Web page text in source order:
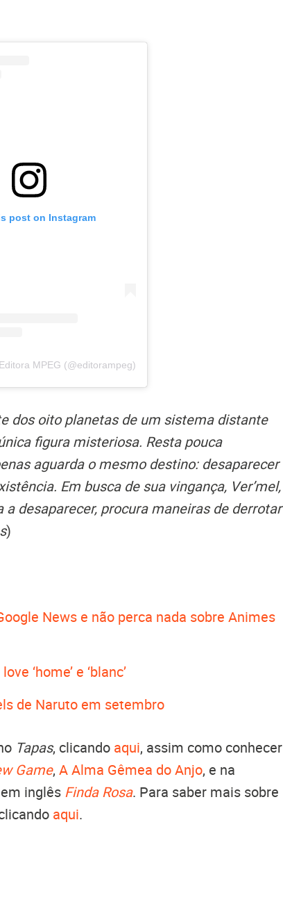
post on Instagram
MPEG (@editorampeg)
dos oito planetas de um sistema distante
figura misteriosa. Resta pouca
aguarda o mesmo destino: desaparecer
Em busca de sua vingança, Ver’mel,
desaparecer, procura maneiras de derrotar
)
News e não perca nada sobre Animes
‘home’ e ‘blanc’
de Naruto em setembro
Tapas, clicando aqui, assim como conhecer
Game, A Alma Gêmea do Anjo, e na
inglês Finda Rosa. Para saber mais sobre
aqui.